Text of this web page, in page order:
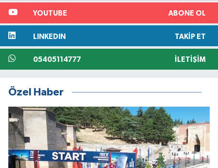
YOUTUBE ABONE OL
LINKEDIN TAKIP ET
05405114777 İLETIŞIM
Özel Haber